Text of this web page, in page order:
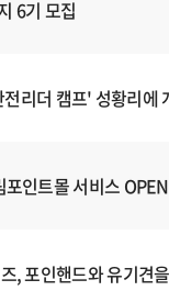
6기 모집
리더 캠프' 성황리에
인트몰 서비스 OPEN
, 포인핸드와 유기견